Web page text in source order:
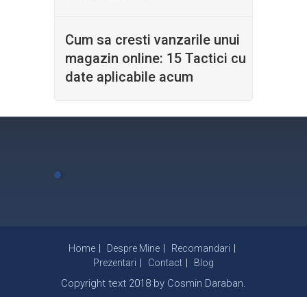
Cum sa cresti vanzarile unui
magazin online: 15 Tactici cu
date aplicabile acum
Home Despre Mine
Recomandari
Prezentari
Contact Blog
Copyright text 2018 by Cosmin Daraban.